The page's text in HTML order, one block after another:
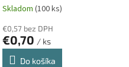
Skladom (100 ks)
€0,57 bez DPH
€0,70 / ks
Do košíka